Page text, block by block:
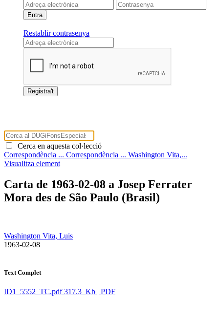
Restablir contrasenya
Cerca en aquesta col·lecció
Correspondència ... Correspondència ... Washington Vita,...
Visualitza element
Carta de 1963-02-08 a Josep Ferrater
Mora des de São Paulo (Brasil)
Washington Vita, Luis
​ 1963-02-08
Text Complet
ID1_5552_TC.pdf 317.3 Kb | PDF